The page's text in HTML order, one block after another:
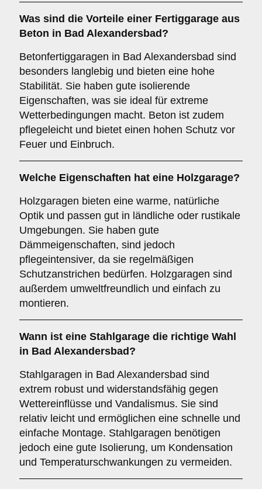
Was sind die Vorteile einer Fertiggarage aus
Beton in Bad Alexandersbad?
Betonfertiggaragen in Bad Alexandersbad sind
besonders langlebig und bieten eine hohe
Stabilität. Sie haben gute isolierende
Eigenschaften, was sie ideal für extreme
Wetterbedingungen macht. Beton ist zudem
pflegeleicht und bietet einen hohen Schutz vor
Feuer und Einbruch.
Welche Eigenschaften hat eine Holzgarage?
Holzgaragen bieten eine warme, natürliche
Optik und passen gut in ländliche oder rustikale
Umgebungen. Sie haben gute
Dämmeigenschaften, sind jedoch
pflegeintensiver, da sie regelmäßigen
Schutzanstrichen bedürfen. Holzgaragen sind
außerdem umweltfreundlich und einfach zu
montieren.
Wann ist eine Stahlgarage die richtige Wahl
in Bad Alexandersbad?
Stahlgaragen in Bad Alexandersbad sind
extrem robust und widerstandsfähig gegen
Wettereinflüsse und Vandalismus. Sie sind
relativ leicht und ermöglichen eine schnelle und
einfache Montage. Stahlgaragen benötigen
jedoch eine gute Isolierung, um Kondensation
und Temperaturschwankungen zu vermeiden.